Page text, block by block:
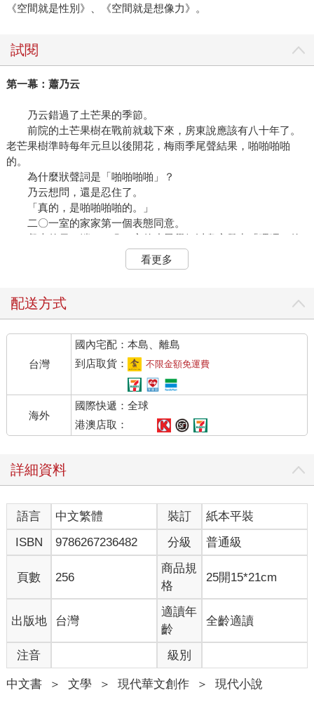
《空間就是性別》、《空間就是想像力》。
試閱
第一幕：蕭乃云
乃云錯過了土芒果的季節。
前院的土芒果樹在戰前就栽下來，房東說應該有八十年了。
老芒果樹準時每年元旦以後開花，梅雨季尾聲結果，啪啪啪啪
的。
為什麼狀聲詞是「啪啪啪啪」？
乃云想問，還是忍住了。
「真的，是啪啪啪啪的。」
二〇一室的家家第一個表態同意。
餐桌的另一端，一〇二室的小鳳學姐以鼻音發出「嗯嗯」的
「是呀，是啪啪啪啪的。」
果，指甲縫都是黃的，沒乾淨過耶！唉，要是土芒果的產季再長
家家抱怨黃指甲，卻希望產季更長，這是什麼道理？乃云接
不上話，手指捏著叉子，頂端那塊玉里紅豆羊羹也找不到時機放
進嘴裡。
足足可以圍坐八個人的餐桌前面，房東坐在乃云斜對角，邊
說「好甜」邊把羊羹塞到嘴裡，乃云趕快跟上動作。
羊羹入口甜蜜，乃云索性佯裝咀嚼不好開口說話。
小鳳學姐與家家對話像打乒乓球似的，有人揮拍開球，就有
人打回去。
兩次芒果醬。其實也不錯，土芒果有酸有甜，比愛文、金煌適合
做果醬。那陣子知衣的宵夜都是芒果醬配優格。」
「啊！中華路夜市的龍川冰果室，抹吐司的特製果醬好像有
芒果味。」
「龍川的果醬配方我不確定，但那時我和知衣的早餐就吃芒
果醬烤吐司。」
「喔喔喔喔，好好喔！但怎麼我七月沒吃到芒果醬？」
房東「噗」地笑噴。
「你生吃都不夠，還想煮果醬。」
家家仰頭哈哈地笑，對房東的吐槽毫不介懷。
乃云這才發現小鳳學姐的視線對上來了。
「乃云還沒機會吃到我們這裡的土芒果呢。」
「啊⋯⋯嗯，好、好可惜。」
小鳳學姐友善地拍來話題之球，乃云在這關頭卻結巴。
小鳳學姐笑咪咪的，再餵一球過來，「也不是壞事，老欉土
看更多
配送方式
台灣
國內宅配：本島、離島
到店取貨：
不限金額免運費
海外
國際快遞：全球
港澳店取：
詳細資料
語言 中文繁體 裝訂
紙本平裝
ISBN
9786267236482 分級 普通級
頁數 256
商品規
格
25開15*21cm
出版地 台灣
適讀年
齡
全齡適讀
注音 級別
中文書 ＞ 文學 ＞ 現代華文創作 ＞ 現代小說